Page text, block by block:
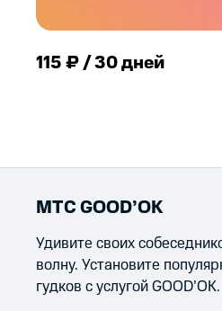
115 ₽ / 30 дней
МТС GOOD’OK
Удивите своих
волну. Установите
гудков с услугой GOOD’OK.